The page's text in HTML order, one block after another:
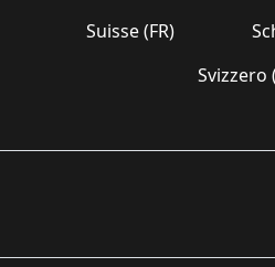
Suisse (FR)
Svizzero